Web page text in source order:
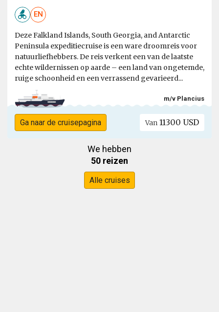
EN
Deze Falkland Islands, South Georgia, and Antarctic
Peninsula expeditiecruise is een ware droomreis voor
natuurliefhebbers. De reis verkent een van de laatste
echte wildernissen op aarde – een land van ongetemde,
ruige schoonheid en een verrassend gevarieerd...
m/v Plancius
Ga naar de cruisepagina Van 11300 USD
We hebben
50 reizen
Alle cruises